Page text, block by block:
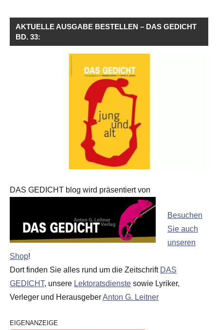
AKTUELLE AUSGABE BESTELLEN – DAS GEDICHT
BD. 33:
DAS GEDICHT blog wird präsentiert von
Besuchen
Sie auch
unseren
Shop!
Dort finden Sie alles rund um die Zeitschrift DAS
GEDICHT, unsere Lektoratsdienste sowie Lyriker,
Verleger und HerausgeberAnton G. Leitner
EIGENANZEIGE